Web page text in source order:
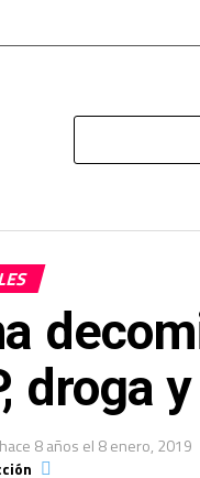
droga
hace 8 años el 8 enero, 2019